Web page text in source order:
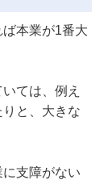
本業が1番大
ては、例え
と、大きな
支障がない